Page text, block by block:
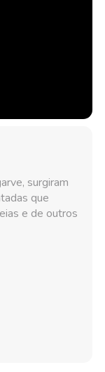
surgiram
que
e de outros